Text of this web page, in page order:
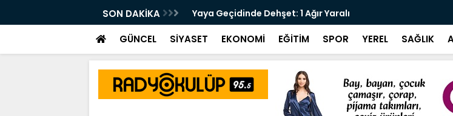
SON DAKİKA
Da CHP'nin Bayrağını
Yaya Geçidinde Dehşet: 1 Ağır Yaralı
GÜNCEL SİYASET EKONOMİ EĞİTİM SPOR YEREL SAĞLIK